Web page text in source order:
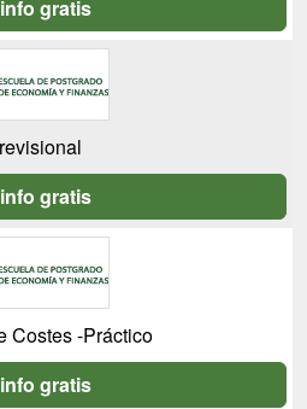
gratis
gratis
Costes -Práctico
gratis